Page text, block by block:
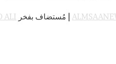
| مُستضاف بفخر ALI